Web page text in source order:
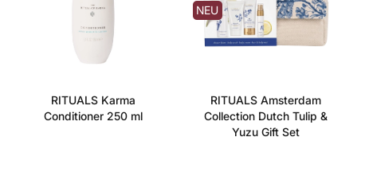
RITUALS Karma
Conditioner 250 ml
NEU
RITUALS Amsterdam
Collection Dutch Tulip &
Yuzu Gift Set